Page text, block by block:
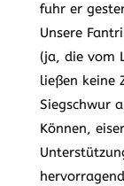
fuhr er
Unsere
(ja, die vom
ließen keine
Siegschwur
Können,